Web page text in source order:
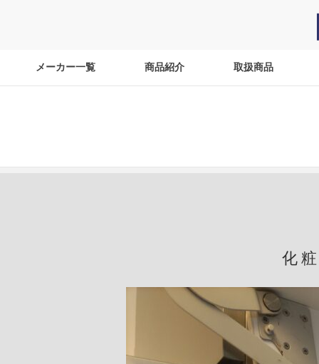
メーカー一覧 商品紹介 取扱商品
化